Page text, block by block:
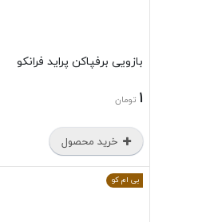
بازویی برفپاکن پراید فرانکو
1 تومان
خرید محصول
بی ام کو